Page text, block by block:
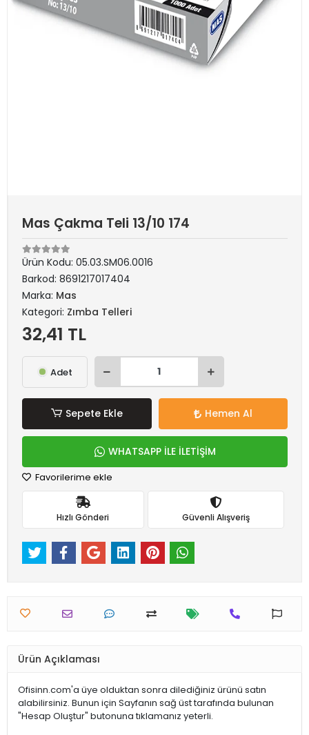
Mas Çakma Teli 13/10 174
Ürün Kodu: 05.03.SM06.0016
Barkod: 8691217017404
Marka: Mas
Kategori: Zımba Telleri
32,41 TL
Adet
Sepete Ekle Hemen Al
WHATSAPP İLE İLETİŞİM
Favorilerime ekle
Hızlı Gönderi Güvenli Alışveriş
Ürün Açıklaması
Ofisinn.com'a üye olduktan sonra dilediğiniz ürünü satın
alabilirsiniz. Bunun için Sayfanın sağ üst tarafında bulunan
"Hesap Oluştur" butonuna tıklamanız yeterli.